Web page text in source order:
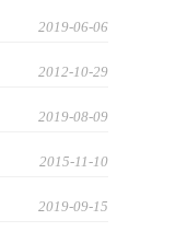
2019-06-06
2012-10-29
2019-08-09
2015-11-10
2019-09-15